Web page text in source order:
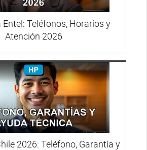
Teléfonos, Horarios y
Atención 2026
2026: Teléfono, Garantía y